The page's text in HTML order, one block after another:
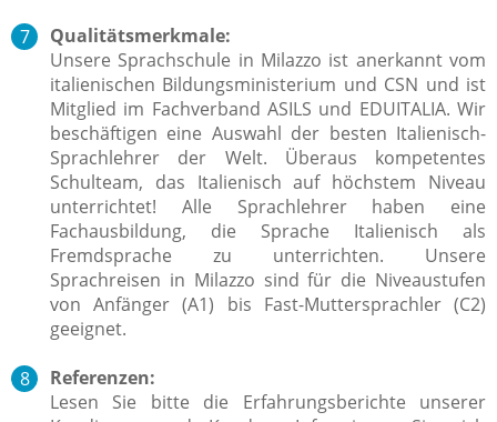
Qualitätsmerkmale:
Unsere Sprachschule in Milazzo ist anerkannt vom
italienischen Bildungsministerium und CSN und ist
Mitglied im Fachverband ASILS und EDUITALIA. Wir
beschäftigen eine Auswahl der besten Italienisch-
Sprachlehrer der Welt. Überaus kompetentes
Schulteam, das Italienisch auf höchstem Niveau
unterrichtet! Alle Sprachlehrer haben eine
Fachausbildung, die Sprache Italienisch als
Fremdsprache zu unterrichten. Unsere
Sprachreisen in Milazzo sind für die Niveaustufen
von Anfänger (A1) bis Fast-Muttersprachler (C2)
geeignet.
Referenzen:
Lesen Sie bitte die Erfahrungsberichte unserer